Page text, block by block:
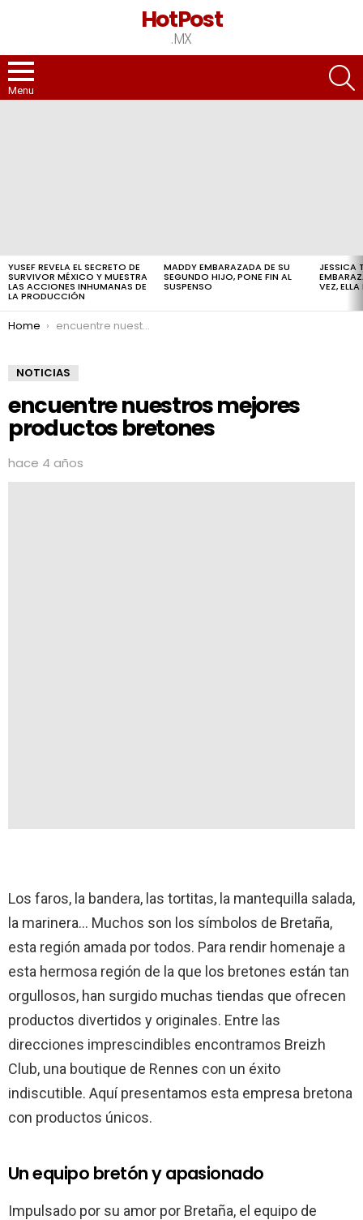
HotPost
.MX
Menu
YUSEF REVELA EL SECRETO DE
SURVIVOR MÉXICO Y MUESTRA
LAS ACCIONES INHUMANAS DE
LA PRODUCCIÓN
MADDY EMBARAZADA DE SU
SEGUNDO HIJO, PONE FIN AL
SUSPENSO
JESSICA
VEZ,
You are here:
Home encuentre nuestros mejores productos bretones
NOTICIAS
encuentre nuestros mejores
productos bretones
hace 4 años
Los faros, la bandera, las tortitas, la mantequilla salada,
la marinera… Muchos son los símbolos de Bretaña,
esta región amada por todos. Para rendir homenaje a
esta hermosa región de la que los bretones están tan
orgullosos, han surgido muchas tiendas que ofrecen
productos divertidos y originales. Entre las
direcciones imprescindibles encontramos Breizh
Club, una boutique de Rennes con un éxito
indiscutible. Aquí presentamos esta empresa bretona
con productos únicos.
Un equipo bretón y apasionado
Impulsado por su amor por Bretaña, el equipo de